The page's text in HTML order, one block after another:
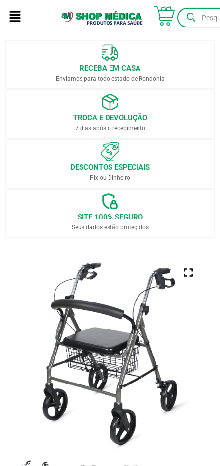
RECEBA EM CASA
Enviamos para todo estado de Rondônia
TROCA E DEVOLUÇÃO
7 dias após o recebimento
DESCONTOS ESPECIAIS
Pix ou Dinheiro
SITE 100% SEGURO
Seus dados estão protegidos